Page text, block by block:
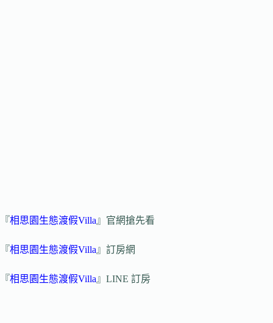
『相思園生態渡假Villa 』官網搶先看
『相思園生態渡假Villa 』訂房網
『相思園生態渡假Villa 』LINE 訂房